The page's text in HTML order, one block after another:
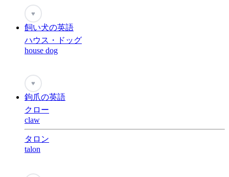
♥
飼い犬の英語
ハウス・ドッグ
house dog
♥
鉤爪の英語
クロー
claw
タロン
talon